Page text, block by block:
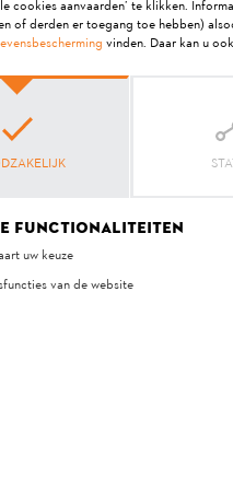
kan ik doen?
kan dit verschillende
volgende artikel voor meer
dan de GTA 26?
accusnoeizaagvoor
en gebruiken voor
cookies aanvaarden’ te klikken.
of derden er toegang toe hebben)
vinden. Daar kan u
functionaliteiten
uw keuze
van de website